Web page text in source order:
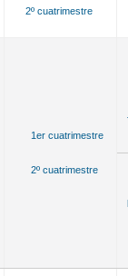
2º cuatrimestre
1er cuatrimestre
2º cuatrimestre